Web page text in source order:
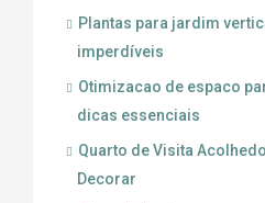
Plantas para jardim
imperdíveis
Otimizacao de espaco
dicas essenciais
Quarto de Visita
Decorar